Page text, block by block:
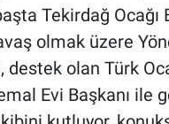
Tekirdağ Ocağı
olmak üzere
destek olan Türk
Evi Başkanı ile